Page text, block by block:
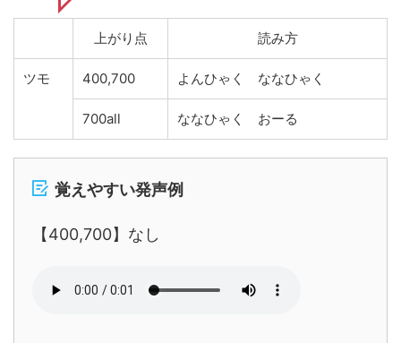
上がり点 読み方
ツモ 400,700 よんひゃく ななひゃく
700all ななひゃく おーる
覚えやすい発声例
【400,700】なし